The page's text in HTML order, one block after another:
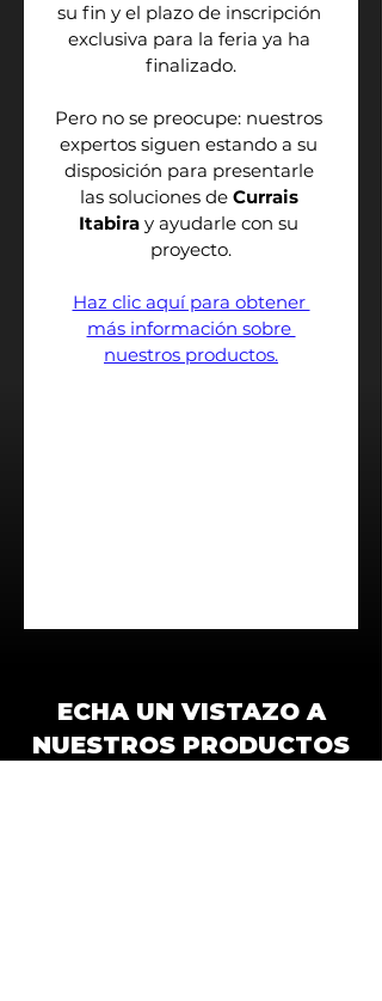
su fin y el plazo de inscripción
exclusiva para la feria ya ha
finalizado.
Pero no se preocupe: nuestros
expertos siguen estando a su
disposición para presentarle
las soluciones de Currais
Itabira y ayudarle con su
proyecto.
Haz clic aquí para obtener
más información sobre
nuestros productos.
ECHA UN VISTAZO A
NUESTROS PRODUCTOS